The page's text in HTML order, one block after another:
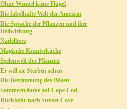
Ohne Wurzel keine Flügel
Die fabelhafte Welt der Ameisen
Die Sprache der Pflanzen und ihre
Heilwirkung
Nadelherz
Magische Kräuterküche
Seelenwelt der Pflanzen
Er will sie Sterben sehen
Die Bestimmung des Bösen
Sommerträume auf Cape Cod
Rückkehr nach Sunset Cove